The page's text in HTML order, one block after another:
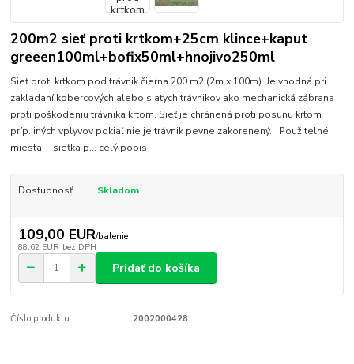
200m2 sieť proti krtkom+25cm klince+kaput
greeen100ml+bofix50ml+hnojivo250ml
Sieť proti krtkom pod trávnik čierna 200 m2 (2m x 100m). Je vhodná pri
zakladaní kobercových alebo siatych trávnikov ako mechanická zábrana
proti poškodeniu trávnika krtom. Sieť je chránená proti posunu krtom
príp. iných vplyvov pokiaľ nie je trávnik pevne zakorenený. Použitelné
miesta: - sieťka p... celý popis
Dostupnosť Skladom
109,00 EUR/balenie
88,62 EUR bez DPH
Pridať do košíka
Číslo produktu: 2002000428